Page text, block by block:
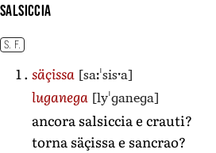
salsiccia
S. F.
säçissa [saːˈsisˑa]
luganega [lyˈɡaneɡa]
ancora salsiccia e crauti?
torna säçissa e sancrao?